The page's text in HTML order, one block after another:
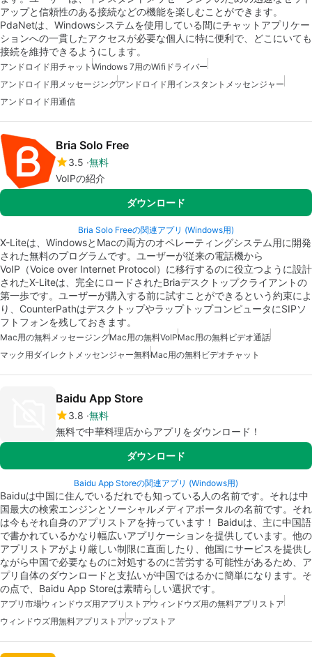
アップと信頼性のある接続などの機能を楽しむことができます。
PdaNetは、Windowsシステムを使用している間にチャットアプリケー
ションへの一貫したアクセスが必要な個人に特に便利で、どこにいても
接続を維持できるようにします。
アンドロイド用チャット Windows 7用のWifiドライバー
アンドロイド用メッセージングアンドロイド用インスタントメッセンジャー
アンドロイド用通信
Bria Solo Free
3.5 無料
VoIPの紹介
ダウンロード
Bria Solo Freeの関連アプリ (Windows用)
X-Liteは、WindowsとMacの両方のオペレーティングシステム用に開発
された無料のプログラムです。ユーザーが従来の電話機から
VoIP（Voice over Internet Protocol）に移行するのに役立つように設計
されたX-Liteは、完全にロードされたBriaデスクトップクライアントの
第一歩です。ユーザーが購入する前に試すことができるという約束によ
り、CounterPathはデスクトップやラップトップコンピュータにSIPソ
フトフォンを残しておきます。
Mac用の無料メッセージングMac用の無料VoIPMac用の無料ビデオ通話
マック用ダイレクトメッセンジャー無料Mac用の無料ビデオチャット
Baidu App Store
3.8 無料
無料で中華料理店からアプリをダウンロード！
ダウンロード
Baidu App Storeの関連アプリ (Windows用)
Baiduは中国に住んでいるだれでも知っている人の名前です。それは中
国最大の検索エンジンとソーシャルメディアポータルの名前です。それ
は今もそれ自身のアプリストアを持っています！ Baiduは、主に中国語
で書かれているかなり幅広いアプリケーションを提供しています。他の
アプリストアがより厳しい制限に直面したり、他国にサービスを提供し
ながら中国で必要なものに対処するのに苦労する可能性があるため、ア
プリ自体のダウンロードと支払いが中国ではるかに簡単になります。そ
の点で、Baidu App Storeは素晴らしい選択です。
アプリ市場ウィンドウズ用アプリストアウィンドウズ用の無料アプリストア
ウィンドウズ用無料アプリストアアップストア